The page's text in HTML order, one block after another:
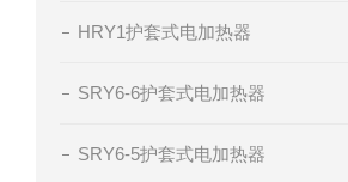
HRY1护套式电加热器
SRY6-6护套式电加热器
SRY6-5护套式电加热器